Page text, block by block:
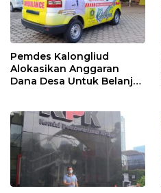
Pemdes Kalongliud
Alokasikan Anggaran
Dana Desa Untuk Belanja